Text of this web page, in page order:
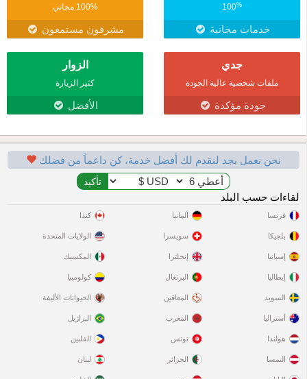
100%
خدمات مجانية
100% مجاني
مشرفون مستمعون
جدي
ملفات شخصية عالية الجودة
جودة مؤكدة
الزوار
كثير الزيارة
الأفضل
نحن نعمل بجد لنقدم لك أفضل خدمة، كن داعماً من فضلك
لقاءات حسب البلد
فرنسا
بلجيكا
إسبانيا
إيطاليا
السويد
ألمانيا
سويسرا
إنجلترا
البرتغال
المعاقين
كندا
الولايات المتحدة
المكسيك
كولومبيا
الحيوانات الأليفة
أستراليا
هولندا
النمسا
المغرب
تونس
الجزائر
البرازيل
الفلبين
لبنان